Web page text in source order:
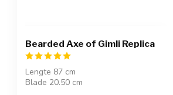
Bearded Axe of Gimli Replica
Lengte 87 cm
Blade 20.50 cm